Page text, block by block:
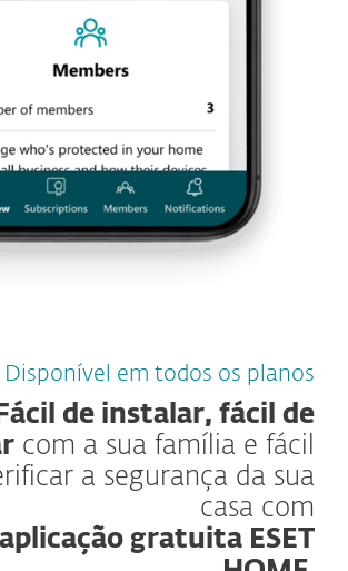
Disponível em todos os planos
Fácil de instalar, fácil de
com a sua família e fácil
a segurança da sua
casa com
aplicação gratuita ESET